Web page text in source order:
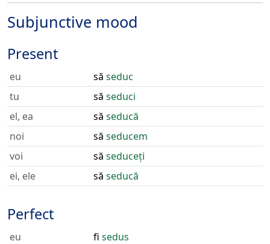
Subjunctive mood
Present
eu să seduc
tu
să seduci
el, ea
să seducă
noi
să seducem
voi
să seduceți
ei, ele
să seducă
Perfect
eu fi sedus